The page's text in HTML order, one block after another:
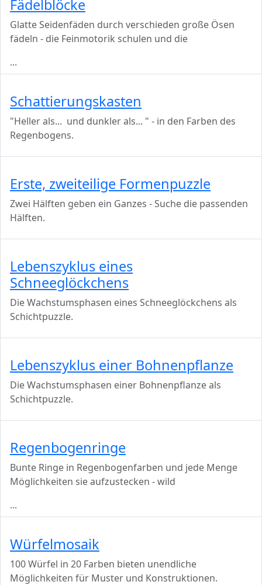
Fädelblöcke
Glatte Seidenfäden durch verschieden große Ösen
fädeln - die Feinmotorik schulen und die
...
Schattierungskasten
"Heller als... und dunkler als... " - in den Farben des
Regenbogens.
Erste, zweiteilige Formenpuzzle
Zwei Hälften geben ein Ganzes - Suche die passenden
Hälften.
Lebenszyklus eines
Schneeglöckchens
Die Wachstumsphasen eines Schneeglöckchens als
Schichtpuzzle.
Lebenszyklus einer Bohnenpflanze
Die Wachstumsphasen einer Bohnenpflanze als
Schichtpuzzle.
Regenbogenringe
Bunte Ringe in Regenbogenfarben und jede Menge
Möglichkeiten sie aufzustecken - wild
...
Würfelmosaik
100 Würfel in 20 Farben bieten unendliche
Möglichkeiten für Muster und Konstruktionen.